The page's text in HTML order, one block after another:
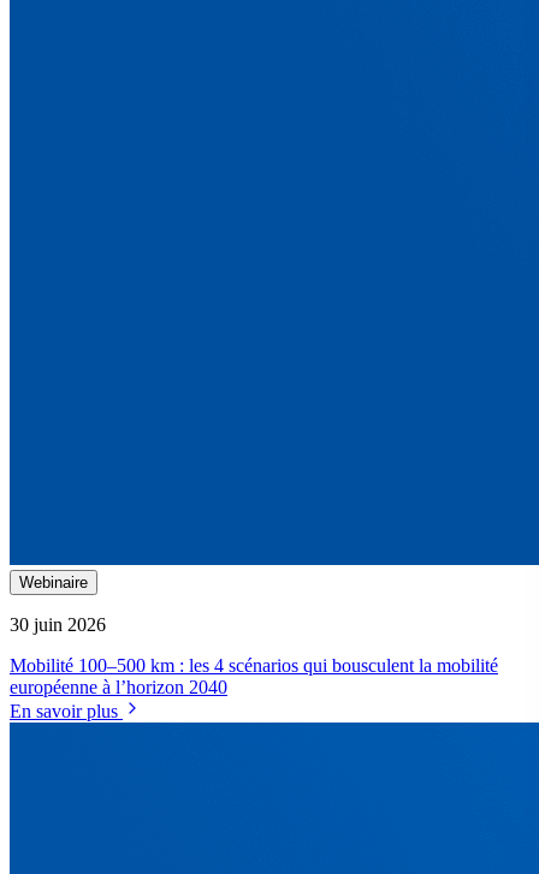
Webinaire
30 juin 2026
Mobilité 100–500 km : les 4 scénarios qui bousculent la mobilité
européenne à l’horizon 2040
En savoir plus